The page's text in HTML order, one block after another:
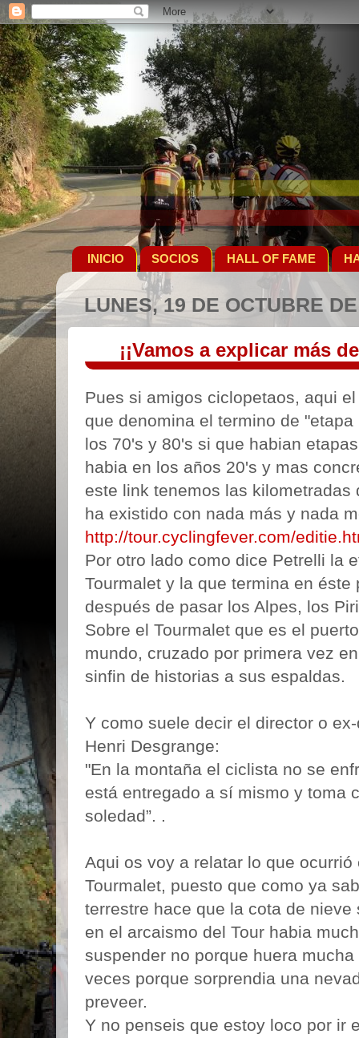
INICIO SOCIOS HALL OF FAME
LUNES, 19 DE OCTUBRE
¡¡Vamos a explicar más
Pues si amigos ciclopetaos, aqui
que denomina el termino de
los 70's y 80's si que habian
habia en los años 20's y mas
este link tenemos las
ha existido con nada más y nada
http://tour.cyclingfever.com/
Por otro lado como dice Petrelli la
Tourmalet y la que termina en
después de pasar los Alpes, los
Sobre el Tourmalet que es el
mundo, cruzado por primera vez
sinfin de historias a sus espaldas.
Y como suele decir el director o
Henri Desgrange:
"En la montaña el ciclista no se
está entregado a sí mismo y toma
soledad”. .
Aqui os voy a relatar lo que
Tourmalet, puesto que como ya
terrestre hace que la cota de
en el arcaismo del Tour habia
suspender no porque huera
veces porque sorprendia una
preveer.
Y no penseis que estoy loco por ir